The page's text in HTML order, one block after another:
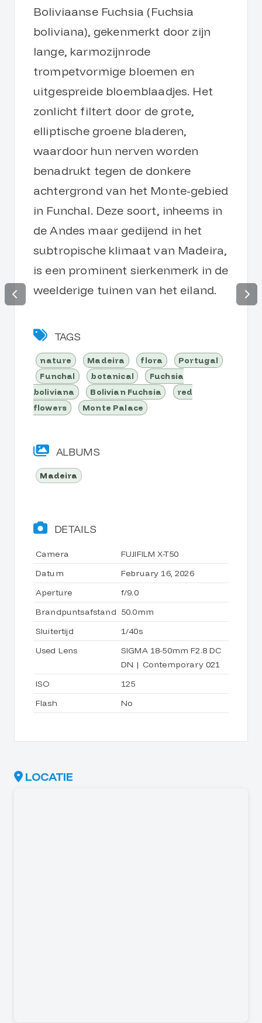
Boliviaanse Fuchsia (Fuchsia
boliviana), gekenmerkt door zijn
lange, karmozijnrode
trompetvormige bloemen en
uitgespreide bloemblaadjes. Het
zonlicht filtert door de grote,
elliptische groene bladeren,
waardoor hun nerven worden
benadrukt tegen de donkere
achtergrond van het Monte-gebied
in Funchal. Deze soort, inheems in
de Andes maar gedijend in het
subtropische klimaat van Madeira,
is een prominent sierkenmerk in de
weelderige tuinen van het eiland.
TAGS
nature Madeira flora
Portugal
Funchal
botanical
Fuchsia
boliviana
Bolivian Fuchsia
red
flowers
Monte Palace
ALBUMS
Madeira
DETAILS
Camera
FUJIFILM X-T50
Datum
February 16, 2026
Aperture
f/9.0
Brandpuntsafstand 50.0mm
Sluitertijd
1/40s
Used Lens
SIGMA 18-50mm F2.8 DC
DN | Contemporary 021
ISO
125
Flash
No
LOCATIE